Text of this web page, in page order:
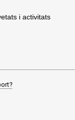
i activitats